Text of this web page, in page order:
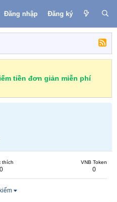
Đăng nhập Đăng ký
tiền đơn giản miễn phí
thích
0
VNB Token
0